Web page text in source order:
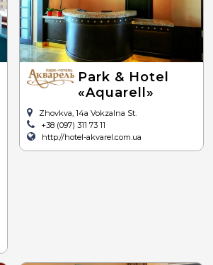
Park & Hotel
«Aquarell»
Zhovkva, 14a Vokzalna St.
+38 (097) 311 73 11
http://hotel-akvarel.com.ua